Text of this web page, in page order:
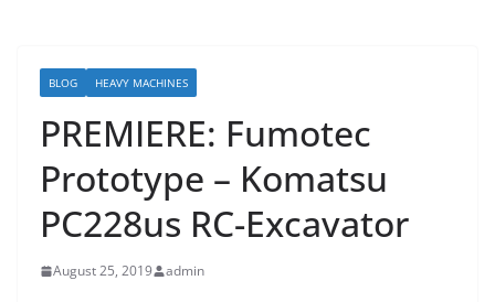
BLOG HEAVY MACHINES
PREMIERE: Fumotec
Prototype – Komatsu
PC228us RC-Excavator
August 25, 2019 admin